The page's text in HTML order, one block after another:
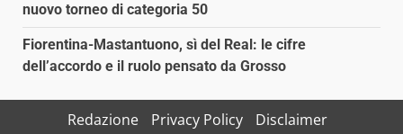
nuovo torneo di categoria 50
Fiorentina-Mastantuono, sì del Real: le cifre
dell’accordo e il ruolo pensato da Grosso
Redazione Privacy Policy Disclaimer